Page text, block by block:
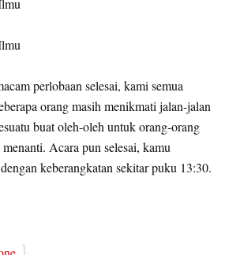
perlobaan selesai, kami semua
orang masih menikmati jalan-jalan
buat oleh-oleh untuk orang-orang
Acara pun selesai, kamu
keberangkatan sekitar puku 13:30.
}